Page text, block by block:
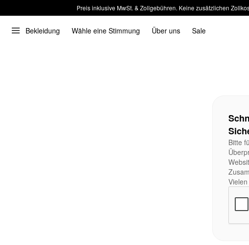
Preis inklusive MwSt. & Zollgebühren. Keine zusätzlichen
Bekleidung Wähle eine Stimmung Über uns Sale
Bitte